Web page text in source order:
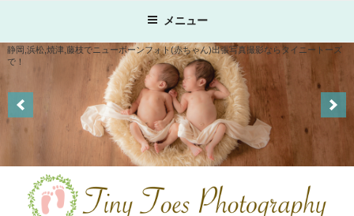
テ
ン
ス
メニュー
静岡,浜松,焼津,藤枝でニューボーンフォト(赤ちゃん)出張写真撮影ならタイニートーズ
で！